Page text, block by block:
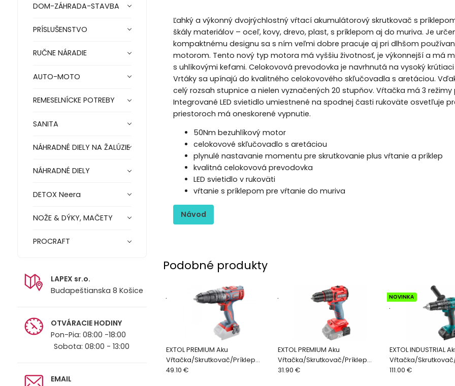
DOM-ZÁHRADA-STAVBA
PRÍSLUŠENSTVO
RUČNE NÁRADIE
AUTO-MOTO
REMESELNÍCKE POTREBY
SANITA
NÁHRADNÉ DIELY NA ŽALÚZIE
NÁHRADNÉ DIELY
DETOX Neera
NOŽE & DÝKY, MAČETY
PROCRAFT
LAPEX sr.o.
Budapeštianska 8 Košice
OTVÁRACIE HODINY
Pon-Pia: 08:00 -18:00
Sobota: 08:00 - 13:00
EMAIL
Ľahký a výkonný dvojrýchlostný vŕtací akumulátorový skrutkovač s
škály materiálov – oceľ, kovy, drevo, plast, s príklepom aj do muriva. Je
kompaktnému designu sa s ním veľmi dobre pracuje aj pri dlhšom
motorom. Tento nový typ motora má vyššiu životnosť, je výkonnejší a má
s uhlíkovými kefami. Celokovová prevodovka je navrhnutá na vysoký
Vrtáky sa upínajú do kvalitného celokovového skľučovadla s aretáciou.
celý rozsah stupnice a nielen vyznačených 20 stupňov. Vŕtačka má 3
Integrované LED svietidlo umiestnené na spodnej časti rukoväte osvetľuje
priestoroch má oneskorené vypnutie.
50Nm bezuhlíkový motor
celokovové skľučovadlo s aretáciou
plynulé nastavanie momentu pre skrutkovanie plus vŕtanie a príklep
kvalitná celokovová prevodovka
LED svietidlo v rukoväti
vŕtanie s príklepom pre vŕtanie do muriva
Návod
Podobné produkty
EXTOL PREMIUM Aku
Vŕtačka/Skrutkovač/Príklep
Share20V 40Nm bez aku
.
49.10 €
EXTOL PREMIUM Aku
Vŕtačka/Skrutkovač/Príklep
Share20V 50Nm bez aku
.
31.90 €
EXTOL INDUSTRIAL
Vŕtačka/
Share20V 60Nm
NOVINKA
.
111.00 €